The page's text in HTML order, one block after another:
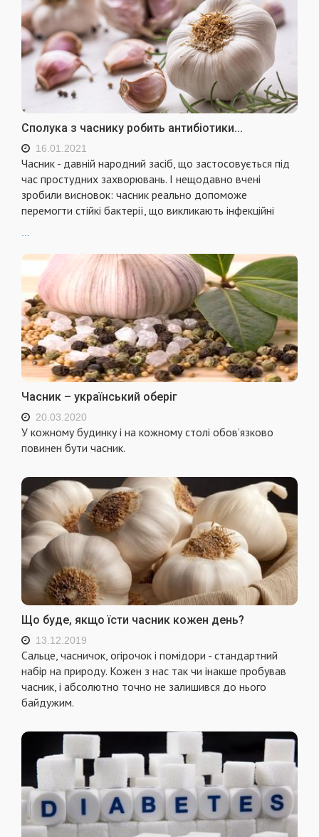
Сполука з часнику робить антибіотики...
16.01.2021
Часник - давній народний засіб, що застосовується під
час простудних захворювань. І нещодавно вчені
зробили висновок: часник реально допоможе
перемогти стійкі бактерії, що викликають інфекційні
Часник – український оберіг
20.03.2020
У кожному будинку і на кожному столі обов’язково
повинен бути часник.
Що буде, якщо їсти часник кожен день?
13.12.2019
Сальце, часничок, огірочок і помідори - стандартний
набір на природу. Кожен з нас так чи інакше пробував
часник, і абсолютно точно не залишився до нього
байдужим.